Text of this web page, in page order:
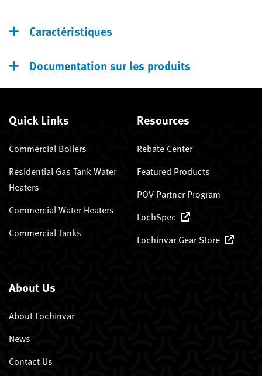
Caractéristiques
Documentation sur les produits
Quick Links
Commercial Boilers
Residential Gas Tank Water
Heaters
Commercial Water Heaters
Commercial Tanks
Resources
Rebate Center
Featured Products
POV Partner Program
LochSpec
Lochinvar Gear Store
About Us
About Lochinvar
News
Contact Us